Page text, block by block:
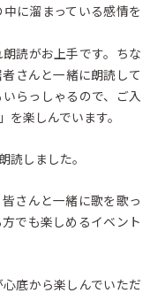
に溜まっている感情を
読がお上手です。ちな
さんと一緒に朗読して
らっしゃるので、ご入
楽しんでいます。
読しました。
さんと一緒に歌を歌っ
でも楽しめるイベント
底から楽しんでいただ